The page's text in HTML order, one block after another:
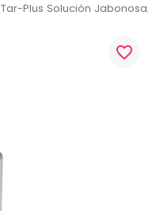
Tar-Plus Solución Jabonosa,
favorite_border